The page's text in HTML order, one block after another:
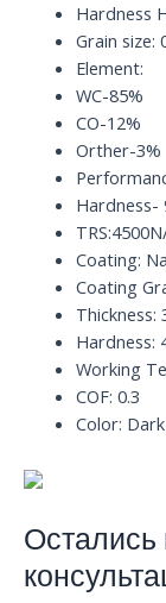
Hardness
Grain size:
Element:
WC-85%
CO-12%
Orther-3%
Hardness-
Coating:
Coating
Thickness:
Hardness:
Working
COF: 0.3
Color: